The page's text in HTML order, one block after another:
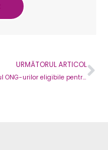
URMĂTORUL ARTICOL
Registrul ONG-urilor eligibile pentru sponsorizari